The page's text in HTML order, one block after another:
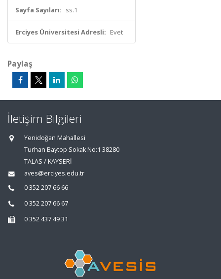
Sayfa Sayıları: ss.1
Erciyes Üniversitesi Adresli: Evet
Paylaş
İletişim Bilgileri
Yenidoğan Mahallesi
Turhan Baytop Sokak No:1 38280
TALAS / KAYSERİ
aves@erciyes.edu.tr
0 352 207 66 66
0 352 207 66 67
0 352 437 49 31